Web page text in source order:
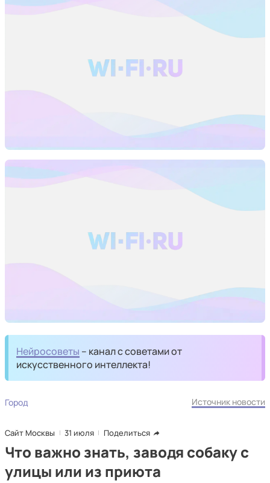
Нейросоветы – канал с советами от
искусственного интеллекта!
Город Источник новости
Сайт Москвы 31 июля Поделиться
Что важно знать, заводя собаку с
улицы или из приюта